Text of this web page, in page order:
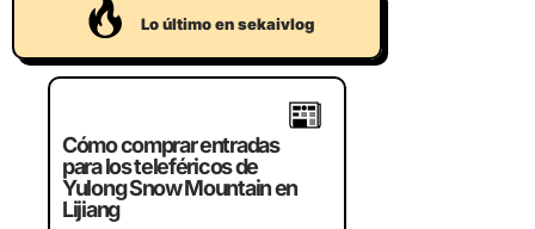
Lo último en sekaivlog
Cómo comprar entradas
para los teleféricos de
Yulong Snow Mountain en
Lijiang